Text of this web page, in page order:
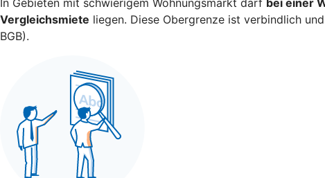
Vergleichsmiete liegen. Diese Obergrenze ist verbindlich
BGB).